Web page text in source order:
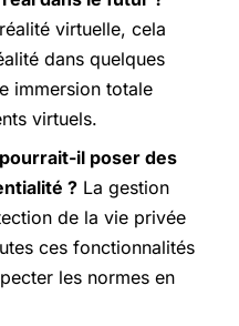
virtuelle, cela
dans quelques
immersion totale
virtuels.
il poser des
? La gestion
de la vie privée
ces fonctionnalités
les normes en